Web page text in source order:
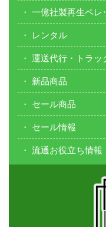
一億社製再生ペレ
レンタル
運送代行・トラッ
新品商品
セール商品
セール情報
流通お役立ち情報